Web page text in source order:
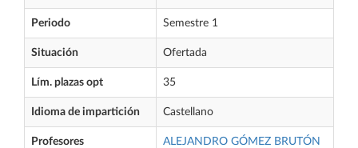
Periodo Semestre 1
Situación Ofertada
Lím. plazas opt 35
Idioma de impartición Castellano
Profesores ALEJANDRO GÓMEZ BRUTÓN